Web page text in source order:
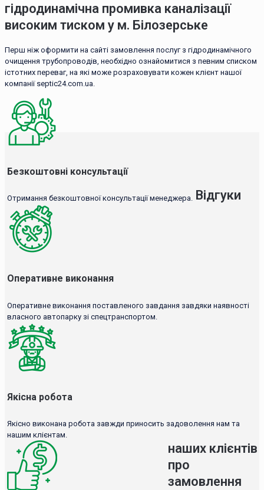
гідродинамічна промивка каналізації
високим тиском у м. Білозерське
Перш ніж оформити на сайті замовлення послуг з гідродинамічного
очищення трубопроводів, необхідно ознайомитися з певним списком
істотних переваг, на які може розраховувати кожен клієнт нашої
компанії septic24.com.ua.
Безкоштовні консультації
Отримання безкоштовної консультації менеджера.
Оперативне виконання
Оперативне виконання поставленого завдання завдяки наявності
власного автопарку зі спецтранспортом.
Якісна робота
Якісно виконана робота завжди приносить задоволення нам та
нашим клієнтам.
Відгуки
наших клієнтів
про
замовлення